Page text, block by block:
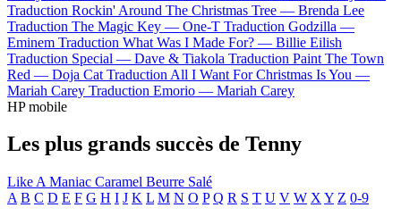
Traduction Rockin' Around The Christmas Tree — Brenda Lee
Traduction The Magic Key — One-T Traduction Godzilla —
Eminem Traduction What Was I Made For? — Billie Eilish
Traduction Special — Dave & Tiakola Traduction Paint The Town
Red — Doja Cat Traduction All I Want For Christmas Is You —
Mariah Carey Traduction Emorio — Mariah Carey
HP mobile
Les plus grands succès de Tenny
Like A Maniac Caramel Beurre Salé
A B C D E F G H I J K L M N O P Q R S T U V W X Y Z 0-9